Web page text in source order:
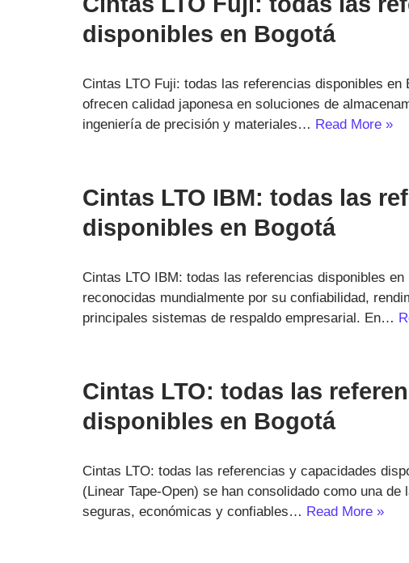
disponibles en Bogotá
Cintas LTO Fuji: todas las referencias disponibles en
ofrecen calidad japonesa en soluciones de
ingeniería de precisión y materiales… Read More »
Cintas LTO IBM: todas las
disponibles en Bogotá
Cintas LTO IBM: todas las referencias disponibles
reconocidas mundialmente por su confiabilidad,
principales sistemas de respaldo empresarial. En…
Cintas LTO: todas las
disponibles en Bogotá
Cintas LTO: todas las referencias y capacidades
(Linear Tape-Open) se han consolidado como una
seguras, económicas y confiables… Read More »